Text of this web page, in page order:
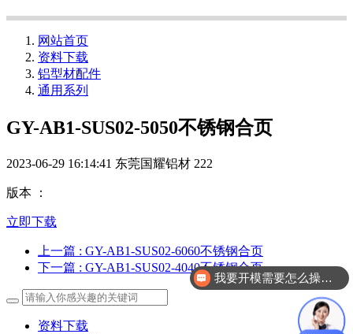
网站首页
资料下载
铝型材配件
通用系列
GY-AB1-SUS02-5050不锈钢合页
2023-06-29 16:14:41 东莞国耀铝材 222
版本 ：
立即下载
上一篇 : GY-AB1-SUS02-6060不锈钢合页
下一篇 : GY-AB1-SUS02-4040不锈钢合页
资料下载
我要开模需要怎么操作？